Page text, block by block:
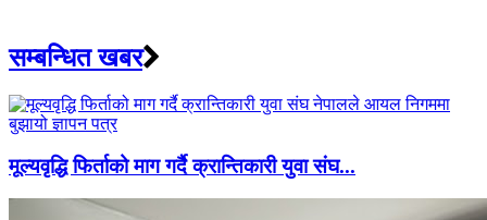
सम्बन्धित खबर
मूल्यवृद्धि फिर्ताको माग गर्दै क्रान्तिकारी युवा संघ...